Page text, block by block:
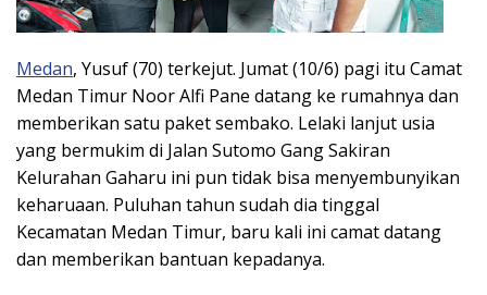
Medan, Yusuf (70) terkejut. Jumat (10/6) pagi itu Camat
Medan Timur Noor Alfi Pane datang ke rumahnya dan
memberikan satu paket sembako. Lelaki lanjut usia
yang bermukim di Jalan Sutomo Gang Sakiran
Kelurahan Gaharu ini pun tidak bisa menyembunyikan
keharuaan. Puluhan tahun sudah dia tinggal
Kecamatan Medan Timur, baru kali ini camat datang
dan memberikan bantuan kepadanya.